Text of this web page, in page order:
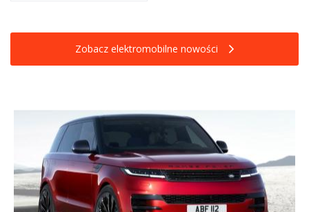
Zobacz elektromobilne nowości